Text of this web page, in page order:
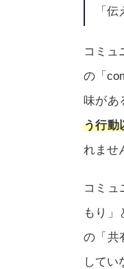
「
コミュ
の「
味があ
う行動
れませ
コミュ
もり」
の「共
してい